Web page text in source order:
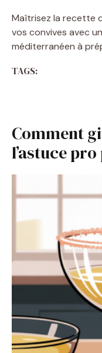
Maîtrisez la recette
vos convives avec
méditerranéen à
TAGS:
Comment
l’astuce